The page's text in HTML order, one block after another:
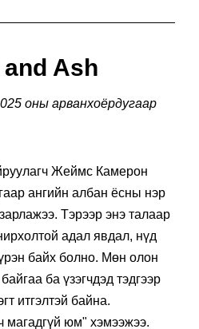
Ash
оны арванхоёрдугаар
Жеймс Камерон
ангийн албан ёсны нэр
Тэрээр энэ талаар
адал явдал, нүд
байх болно. Мөн олон
ба үзэгчдэд тэдгээр
итгэлтэй байна.
магадгүй юм" хэмээжээ.